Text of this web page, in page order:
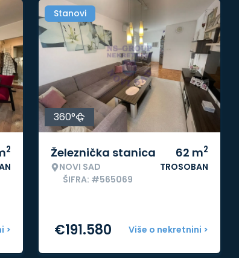
2
>
Stanovi
360°
Železnička stanica
NOVI SAD
ŠIFRA: #565069
62 m2
TROSOBAN
Više o nekretnini >
€191.580